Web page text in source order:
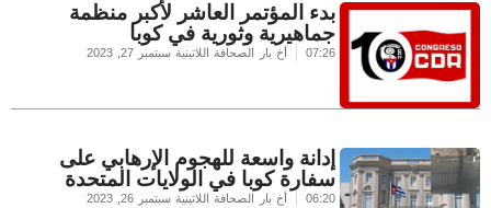
بدء المؤتمر العاشر لأكبر منظمة
جماهيرية وثورية في كوبا
07:26 أخ بار الصحافة اللاتينية سبتمبر 27, 2023
إدانة واسعة للهجوم الإرهابي على
سفارة كوبا في الولايات المتحدة
06:20 أخ بار الصحافة اللاتينية سبتمبر 26, 2023